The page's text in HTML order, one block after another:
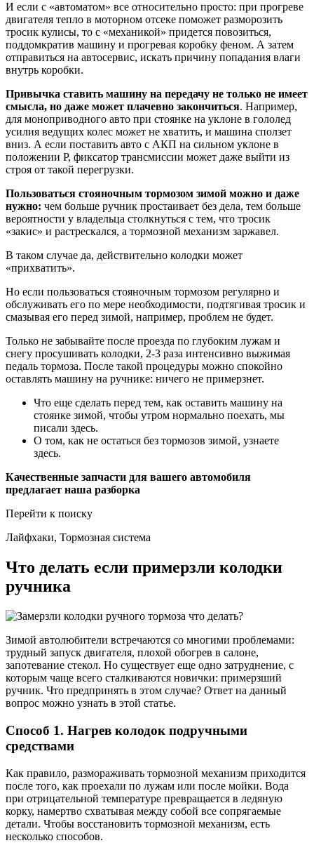
И если с «автоматом» все относительно просто: при прогреве
двигателя тепло в моторном отсеке поможет разморозить
тросик кулисы, то с «механикой» придется повозиться,
поддомкратив машину и прогревая коробку феном. А затем
отправиться на автосервис, искать причину попадания влаги
внутрь коробки.
Привычка ставить машину на передачу не только не имеет
смысла, но даже может плачевно закончиться. Например,
для моноприводного авто при стоянке на уклоне в гололед
усилия ведущих колес может не хватить, и машина сползет
вниз. А если поставить авто с АКП на сильном уклоне в
положении P, фиксатор трансмиссии может даже выйти из
строя от такой перегрузки.
Пользоваться стояночным тормозом зимой можно и даже
нужно: чем больше ручник простаивает без дела, тем больше
вероятности у владельца столкнуться с тем, что тросик
«закис» и растрескался, а тормозной механизм заржавел.
В таком случае да, действительно колодки может
«прихватить».
Но если пользоваться стояночным тормозом регулярно и
обслуживать его по мере необходимости, подтягивая тросик и
смазывая его перед зимой, например, проблем не будет.
Только не забывайте после проезда по глубоким лужам и
снегу просушивать колодки, 2-3 раза интенсивно выжимая
педаль тормоза. После такой процедуры можно спокойно
оставлять машину на ручнике: ничего не примерзнет.
Что еще сделать перед тем, как оставить машину на
стоянке зимой, чтобы утром нормально поехать, мы
писали здесь.
О том, как не остаться без тормозов зимой, узнаете
здесь.
Качественные запчасти для вашего автомобиля
предлагает наша разборка
Перейти к поиску
Лайфхаки, Тормозная система
Что делать если примерзли колодки
ручника
Зимой автолюбители встречаются со многими проблемами:
трудный запуск двигателя, плохой обогрев в салоне,
запотевание стекол. Но существует еще одно затруднение, с
которым чаще всего сталкиваются новички: примерзший
ручник. Что предпринять в этом случае? Ответ на данный
вопрос можно узнать в этой статье.
Способ 1. Нагрев колодок подручными
средствами
Как правило, размораживать тормозной механизм приходится
после того, как проехали по лужам или после мойки. Вода
при отрицательной температуре превращается в ледяную
корку, намертво схватывая между собой все сопрягаемые
детали. Чтобы восстановить тормозной механизм, есть
несколько способов.